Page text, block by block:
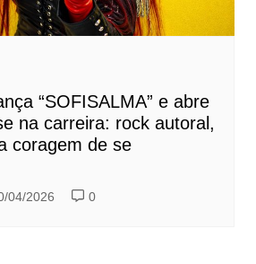
“SOFISALMA” e abre
na carreira: rock autoral,
coragem de se
04/2026 0